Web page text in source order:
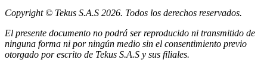
Copyright © Tekus S.A.S 2026. Todos los derechos reservados.
El presente documento no podrá ser reproducido ni transmitido de
ninguna forma ni por ningún medio sin el consentimiento previo
otorgado por escrito de Tekus S.A.S y sus filiales.